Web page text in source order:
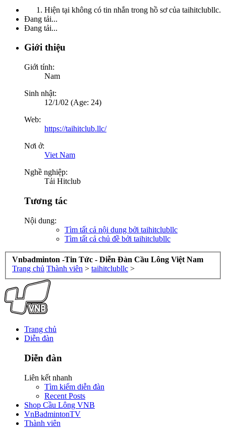
Hiện tại không có tin nhắn trong hồ sơ của taihitclubllc.
Đang tải...
Đang tải...
Giới thiệu
Giới tính:
Nam
Sinh nhật:
12/1/02 (Age: 24)
Web:
https://taihitclub.llc/
Nơi ở:
Viet Nam
Nghề nghiệp:
Tải Hitclub
Tương tác
Nội dung:
Tìm tất cả nội dung bởi taihitclubllc
Tìm tất cả chủ đề bởi taihitclubllc
Vnbadminton -Tin Tức - Diễn Đàn Cầu Lông Việt Nam
Trang chủ Thành viên > taihitclubllc >
Trang chủ
Diễn đàn
Diễn đàn
Liên kết nhanh
Tìm kiếm diễn đàn
Recent Posts
Shop Cầu Lông VNB
VnBadmintonTV
Thành viên